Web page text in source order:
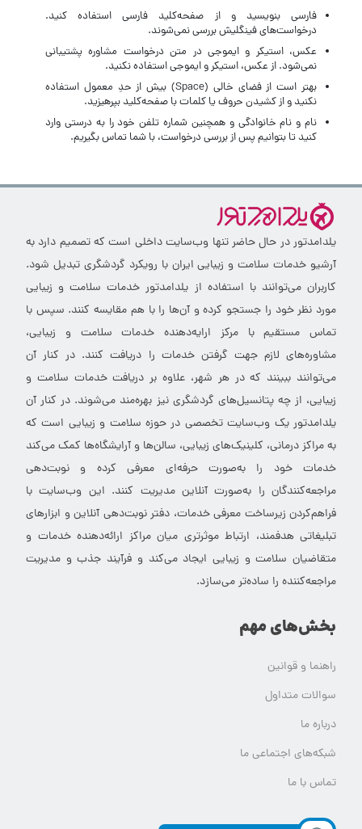
فارسی بنویسید و از صفحه‌کلید فارسی استفاده کنید.
درخواست‌های فینگلیش بررسی نمی‌شوند.
عکس، استیکر و ایموجی در متن درخواست مشاوره پشتیبانی
نمی‌شود. از عکس، استیکر و ایموجی استفاده نکنید.
بهتر است از فضای خالی (Space) بیش‌ از‌ حدِ معمول استفاده
نکنید و از کشیدن حروف یا کلمات با صفحه‌کلید بپرهیزید.
نام و نام خانوادگی و همچنین شماره تلفن خود را به درستی وارد
کنید تا بتوانیم پس از بررسی درخواست، با شما تماس بگیریم.
یلدامدتور در حال حاضر تنها وب‌سایت داخلی است که تصمیم دارد به
آرشیو خدمات سلامت و زیبایی ایران با رویکرد گردشگری تبدیل شود.
کاربران می‌توانند با استفاده از یلدامدتور خدمات سلامت و زیبایی
مورد نظر خود را جستجو کرده و آن‌ها را با هم مقایسه کنند. سپس با
تماس مستقیم با مرکز ارایه‌دهنده خدمات سلامت و زیبایی،
مشاوره‌های لازم جهت گرفتن خدمات را دریافت کنند. در کنار آن
می‌توانند ببینند که در هر شهر، علاوه بر دریافت خدمات سلامت و
زیبایی، از چه پتانسیل‌های گردشگری نیز بهره‌مند می‌شوند. در کنار آن
یلدامدتور یک وب‌سایت تخصصی در حوزه سلامت و زیبایی است که
به مراکز درمانی، کلینیک‌های زیبایی، سالن‌ها و آرایشگاه‌ها کمک می‌کند
خدمات خود را به‌صورت حرفه‌ای معرفی کرده و نوبت‌دهی
مراجعه‌کنندگان را به‌صورت آنلاین مدیریت کنند. این وب‌سایت با
فراهم‌کردن زیرساخت معرفی خدمات، دفتر نوبت‌دهی آنلاین و ابزارهای
تبلیغاتی هدفمند، ارتباط موثرتری میان مراکز ارائه‌دهنده خدمات و
متقاضیان سلامت و زیبایی ایجاد می‌کند و فرآیند جذب و مدیریت
مراجعه‌کننده را ساده‌تر می‌سازد.
بخش‌های مهم
راهنما و قوانین
سوالات متداول
درباره ما
شبکه‌های اجتماعی ما
تماس با ما